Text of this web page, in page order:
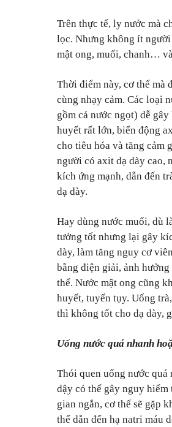
Trên thực tế, ly nước mà
lọc. Nhưng không ít
mật ong, muối, chanh…
Thời điểm này, cơ thể mà
cùng nhạy cảm. Các loại
gồm cả nước ngọt) dễ
huyết rất lớn, biến động
cho tiêu hóa và tăng cảm
người có axit dạ dày cao,
kích ứng mạnh, dẫn đến
dạ dày.
Hay dùng nước muối, dù
tưởng tốt nhưng lại gây
dày, làm tăng nguy cơ
bằng điện giải, ảnh
thể. Nước mật ong cũng
huyết, tuyến tụy. Uống
thì không tốt cho dạ dày,
Uống nước quá nhanh
Thói quen uống nước quá
dậy có thể gây nguy
gian ngắn, cơ thể sẽ gặp
thể dẫn đến hạ natri máu